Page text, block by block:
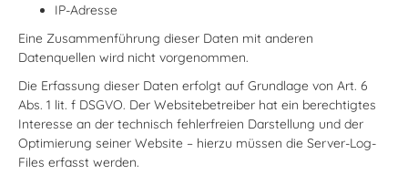
IP-Adresse
Eine Zusammenführung dieser Daten mit anderen
Datenquellen wird nicht vorgenommen.
Die Erfassung dieser Daten erfolgt auf Grundlage von Art. 6
Abs. 1 lit. f DSGVO. Der Websitebetreiber hat ein berechtigtes
Interesse an der technisch fehlerfreien Darstellung und der
Optimierung seiner Website – hierzu müssen die Server-Log-
Files erfasst werden.